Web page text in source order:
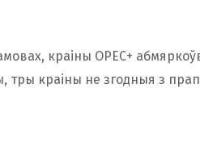
краіны ОРЕС+
тры краіны не згодныя з